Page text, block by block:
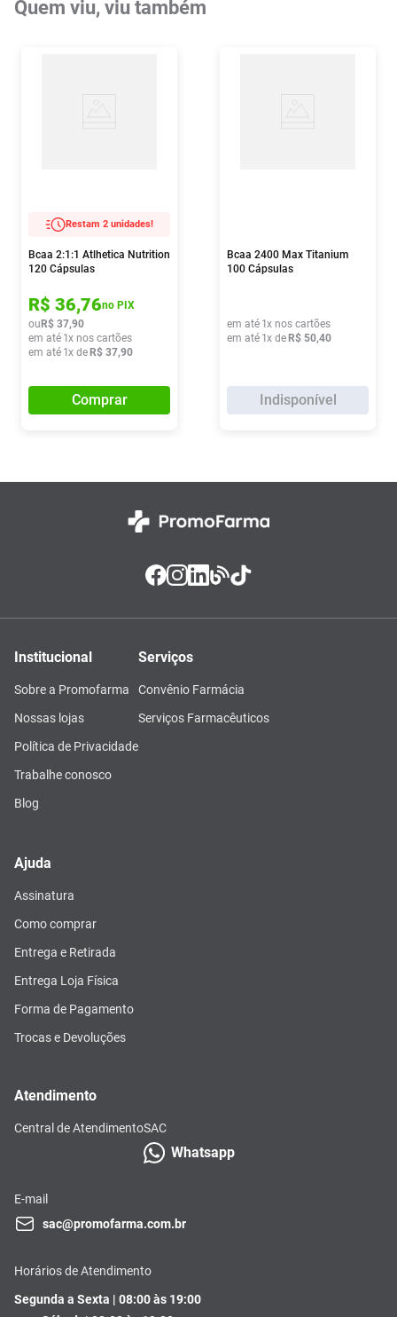
Quem viu, viu também
Restam 2 unidades!
Bcaa 2:1:1 Atlhetica Nutrition
120 Cápsulas
R$ 36,76no PIX
ou R$ 37,90
em até 1x nos cartões
em até 1x de R$ 37,90
Comprar
Bcaa 2400 Max Titanium
100 Cápsulas
em até 1x nos cartões
em até 1x de R$ 50,40
Indisponível
Institucional
Sobre a Promofarma
Nossas lojas
Política de Privacidade
Trabalhe conosco
Blog
Serviços
Convênio Farmácia
Serviços Farmacêuticos
Ajuda
Assinatura
Como comprar
Entrega e Retirada
Entrega Loja Física
Forma de Pagamento
Trocas e Devoluções
Atendimento
Central de AtendimentoSAC
Whatsapp
E-mail
sac@promofarma.com.br
Horários de Atendimento
Segunda a Sexta | 08:00 às 19:00